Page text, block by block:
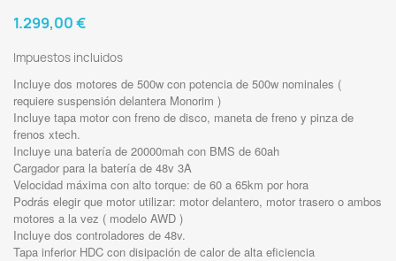
1.299,00 €
Impuestos incluidos
Incluye dos motores de 500w con potencia de 500w nominales (
requiere suspensión delantera Monorim )
Incluye tapa motor con freno de disco, maneta de freno y pinza de
frenos xtech.
Incluye una batería de 20000mah con BMS de 60ah
Cargador para la batería de 48v 3A
Velocidad máxima con alto torque: de 60 a 65km por hora
Podrás elegir que motor utilizar: motor delantero, motor trasero o ambos
motores a la vez ( modelo AWD )
Incluye dos controladores de 48v.
Tapa inferior HDC con disipación de calor de alta eficiencia